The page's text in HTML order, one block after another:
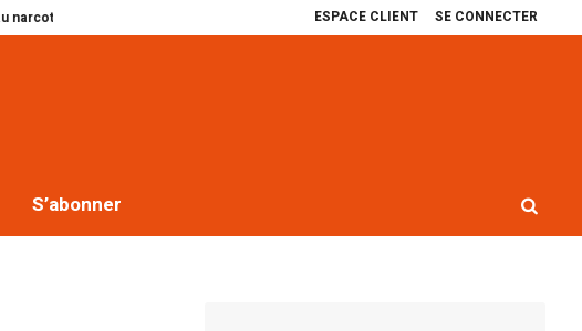
ESPACE CLIENT SE CONNECTER
Cap excellence et le Smgeag se rapprochent Récit de quatre ans de blocages
S’abonner